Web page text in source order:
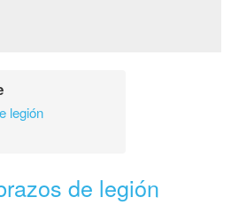
legión
de legión